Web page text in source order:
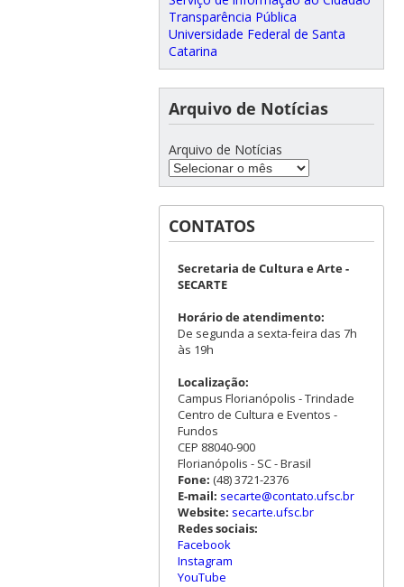
Transparência Pública
Universidade Federal de Santa
Catarina
Arquivo de Notícias
Arquivo de Notícias
CONTATOS
Secretaria de Cultura e Arte -
SECARTE
Horário de atendimento:
De segunda a sexta-feira das 7h
às 19h
Localização:
Campus Florianópolis - Trindade
Centro de Cultura e Eventos -
Fundos
CEP 88040-900
Florianópolis - SC - Brasil
Fone: (48) 3721-2376
E-mail: secarte@contato.ufsc.br
Website: secarte.ufsc.br
Redes sociais:
Facebook
Instagram
YouTube